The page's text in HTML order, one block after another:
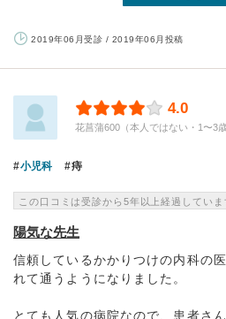
2019年06月受診 / 2019年06月投稿
4.0
花菖蒲600（本人ではない・1〜3
小児科 痔
この口コミは受診から5年以上経過していま
陽気な先生
信頼しているかかりつけの内科の
れて通うようになりました。
とても人気の病院なので、患者さ